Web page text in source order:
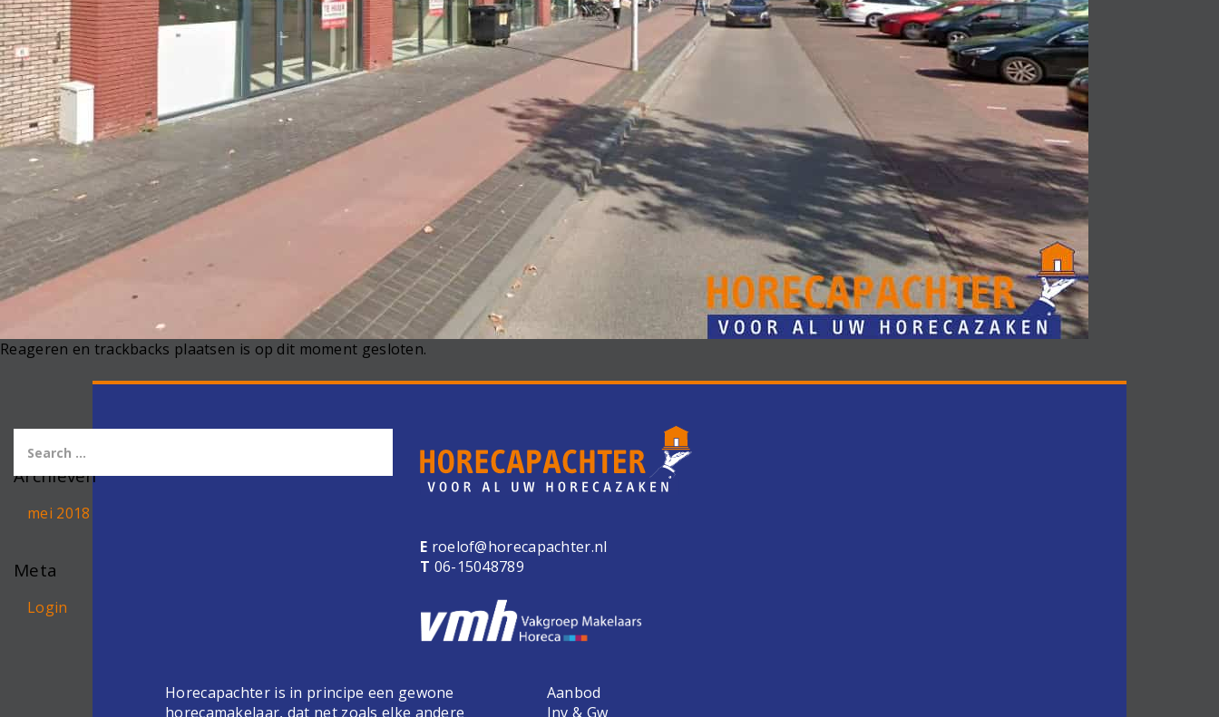
Reageren en trackbacks plaatsen is op dit moment gesloten.
Archieven
mei 2018
Meta
Login
E roelof@horecapachter.nl
T 06-15048789
Horecapachter is in principe een gewone
horecamakelaar, dat net zoals elke andere
Aanbod
Inv & Gw